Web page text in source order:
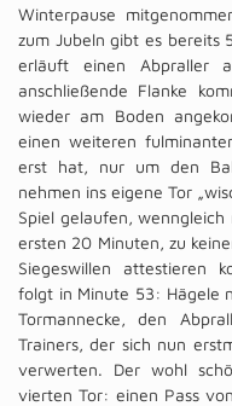
Winterpause
zum Jubeln gibt es bereits
erläuft einen Abpraller
anschließende Flanke
wieder am Boden
einen weiteren
erst hat, nur um den
nehmen ins eigene Tor
Spiel gelaufen,
ersten 20 Minuten, zu
Siegeswillen attestieren
folgt in Minute 53: Hägele
Tormannecke, den
Trainers, der sich nun
verwerten. Der wohl
vierten Tor: einen Pass